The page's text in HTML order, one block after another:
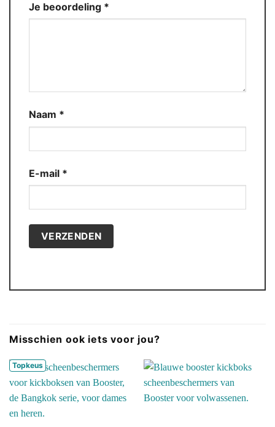
Je beoordeling *
Naam *
E-mail *
Misschien ook iets voor jou?
Topkeus